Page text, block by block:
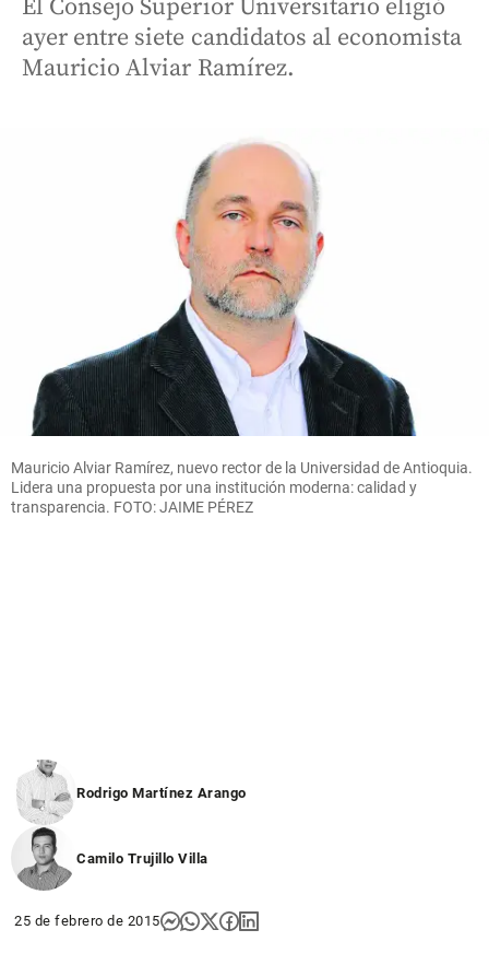
El Consejo Superior Universitario eligió
ayer entre siete candidatos al economista
Mauricio Alviar Ramírez.
Mauricio Alviar Ramírez, nuevo rector de la Universidad de Antioquia.
Lidera una propuesta por una institución moderna: calidad y
transparencia. FOTO:JAIME PÉREZ
Rodrigo Martínez Arango
Camilo Trujillo Villa
25 de febrero de 2015